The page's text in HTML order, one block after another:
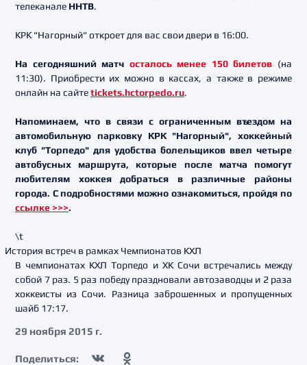
телеканале ННТВ.
КРК "Нагорный" откроет для вас свои двери в 16:00.
На сегодняшний матч осталось менее 150 билетов (на
11:30). Приобрести их можно в кассах, а также в режиме
онлайн на сайтеtickets.hctorpedo.ru.
Напоминаем, что в связи с ограниченным въездом на
автомобильную парковку КРК "Нагорный", хоккейный
клуб "Торпедо" для удобства болельщиков ввел четыре
автобусных маршрута, которые после матча помогут
любителям хоккея добраться в различные районы
города. С подробностями можно ознакомиться, пройдя по
ссылке >>>.
\t
История встреч в рамках Чемпионатов КХЛ
В чемпионатах КХЛ Торпедо и ХК Сочи встречались между
собой 7 раз. 5 раз победу праздновали автозаводцы и 2 раза
хоккеисты из Сочи. Разница заброшенных и пропущенных
шайб 17:17.
29 ноября 2015 г.
Поделиться: